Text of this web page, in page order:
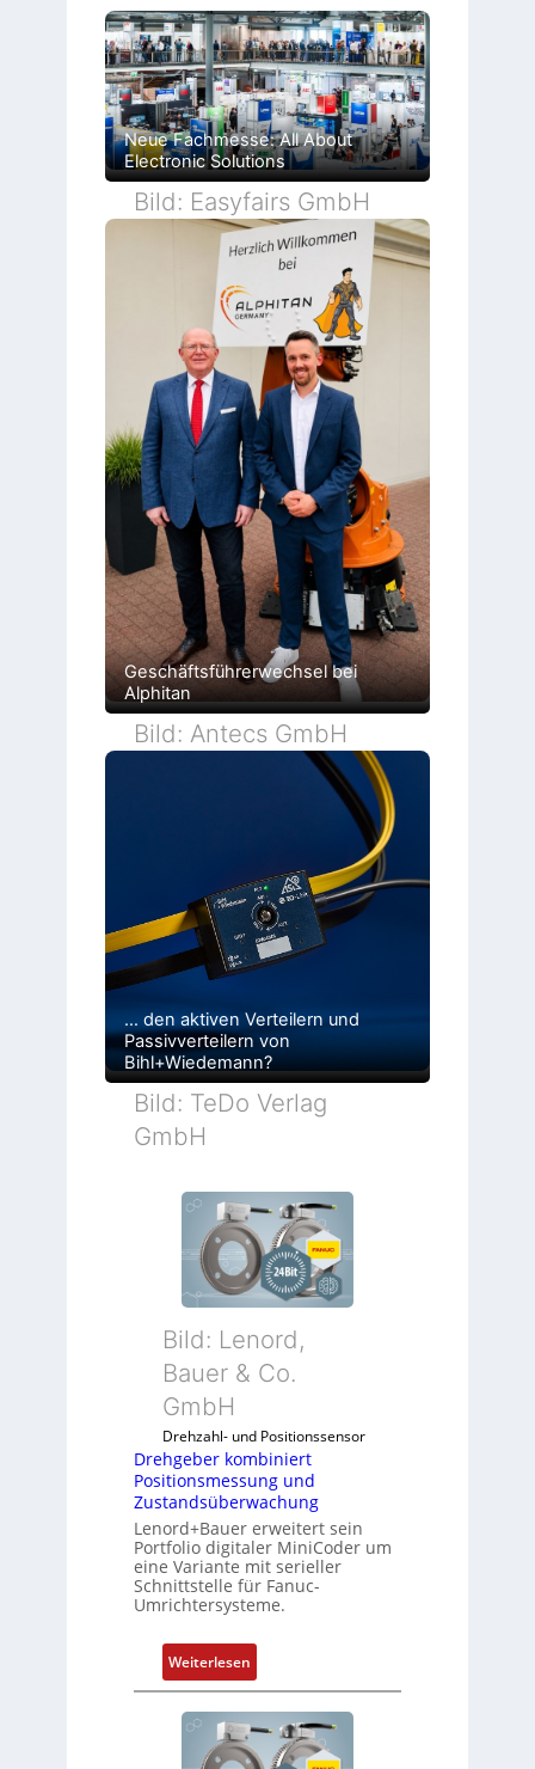
Neue Fachmesse: All About
Electronic Solutions
Bild: Easyfairs GmbH
Geschäftsführerwechsel bei
Alphitan
Bild: Antecs GmbH
… den aktiven Verteilern und
Passivverteilern von
Bihl+Wiedemann?
Bild: TeDo Verlag
GmbH
Bild: Lenord,
Bauer & Co.
GmbH
Drehzahl- und Positionssensor
Drehgeber kombiniert
Positionsmessung und
Zustandsüberwachung
Lenord+Bauer erweitert sein
Portfolio digitaler MiniCoder um
eine Variante mit serieller
Schnittstelle für Fanuc-
Umrichtersysteme.
Weiterlesen:
D
r
e
h